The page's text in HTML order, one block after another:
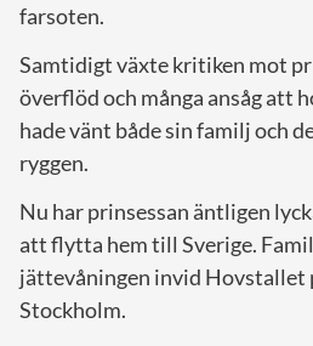
farsoten.
Samtidigt växte kritiken mot
överflöd och många ansåg att
hade vänt både sin familj och
ryggen.
Nu har prinsessan äntligen
att flytta hem till Sverige.
jättevåningen invid Hovstallet
Stockholm.